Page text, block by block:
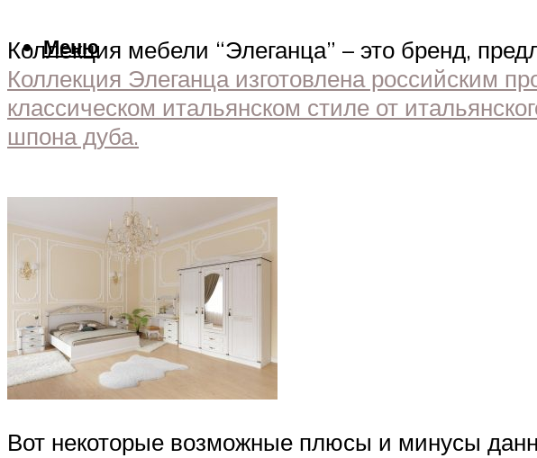
Меню
Коллекция мебели “Элеганца” – это бренд,
Коллекция Элеганца изготовлена российским
классическом итальянском стиле от
шпона дуба.
Вот некоторые возможные плюсы и минусы